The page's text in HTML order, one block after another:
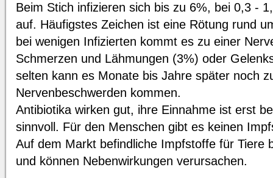
Beim Stich infizieren sich bis zu 6%, bei 0,3 -
auf. Häufigstes Zeichen ist eine Rötung rund
bei wenigen Infizierten kommt es zu einer
Schmerzen und Lähmungen (3%) oder
selten kann es Monate bis Jahre später noch
Nervenbeschwerden kommen.
Antibiotika wirken gut, ihre Einnahme ist erst
sinnvoll. Für den Menschen gibt es keinen
Auf dem Markt befindliche Impfstoffe für Tiere
und können Nebenwirkungen verursachen.